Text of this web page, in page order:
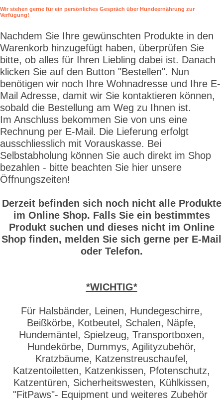
Wir stehen gerne für ein persönliches Gespräch über Hundeernährung zur
Verfügung!
Nachdem Sie Ihre gewünschten Produkte in den
Warenkorb hinzugefügt haben, überprüfen Sie
bitte, ob alles für Ihren Liebling dabei ist. Danach
klicken Sie auf den Button "Bestellen". Nun
benötigen wir noch Ihre Wohnadresse und Ihre E-
Mail Adresse, damit wir Sie kontaktieren können,
sobald die Bestellung am Weg zu Ihnen ist.
Im Anschluss bekommen Sie von uns eine
Rechnung per E-Mail. Die Lieferung erfolgt
ausschliesslich mit Vorauskasse. Bei
Selbstabholung können Sie auch direkt im Shop
bezahlen - bitte beachten Sie hier unsere
Öffnungszeiten!
Derzeit befinden sich noch nicht alle Produkte
im Online Shop. Falls Sie ein bestimmtes
Produkt suchen und dieses nicht im Online
Shop finden, melden Sie sich gerne per E-Mail
oder Telefon.
*WICHTIG*
Für Halsbänder, Leinen, Hundegeschirre,
Beißkörbe, Kotbeutel, Schalen, Näpfe,
Hundemäntel, Spielzeug, Transportboxen,
Hundekörbe, Dummys, Agilityzubehör,
Kratzbäume, Katzenstreuschaufel,
Katzentoiletten, Katzenkissen, Pfotenschutz,
Katzentüren, Sicherheitswesten, Kühlkissen,
"FitPaws"- Equipment und weiteres Zubehör